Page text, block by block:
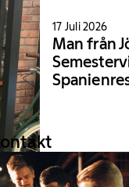
17 Juli 2026
Man från